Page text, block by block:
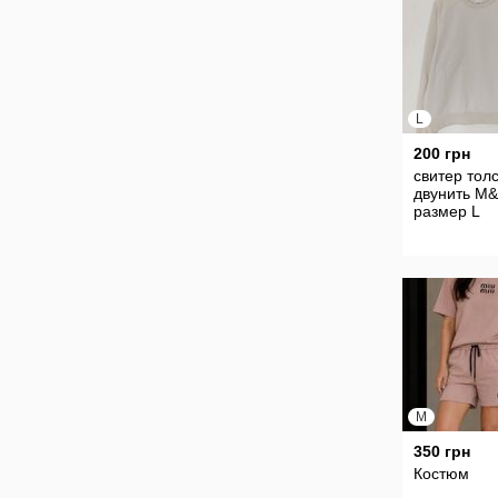
L
200 грн
свитер
двунить
размер L
M
350 грн
Костюм